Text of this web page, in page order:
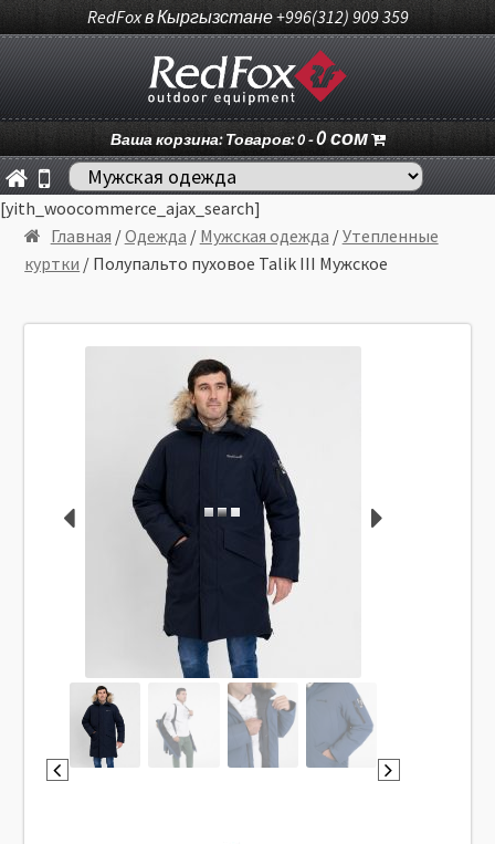
RedFox в Кыргызстане +996(312) 909 359
Ваша корзина: Товаров: 0 -0сом
[yith_woocommerce_ajax_search]
Главная /Одежда / Мужская одежда /Утепленные
куртки / Полупальто пуховое Talik III Мужское